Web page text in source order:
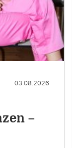
03.08.2026
–